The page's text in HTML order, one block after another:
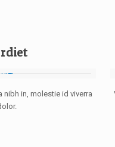
in, molestie id viverra